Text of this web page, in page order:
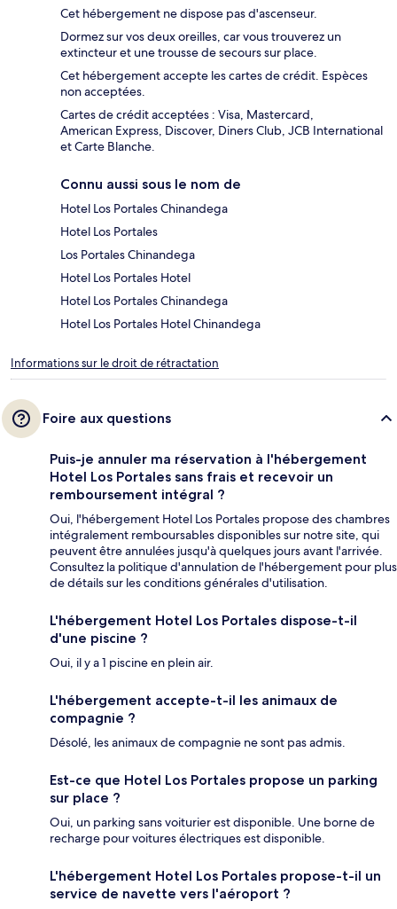
Cet hébergement ne dispose pas d'ascenseur.
Dormez sur vos deux oreilles, car vous trouverez un
extincteur et une trousse de secours sur place.
Cet hébergement accepte les cartes de crédit. Espèces
non acceptées.
Cartes de crédit acceptées : Visa, Mastercard,
American Express, Discover, Diners Club, JCB International
et Carte Blanche.
Connu aussi sous le nom de
Hotel Los Portales Chinandega
Hotel Los Portales
Los Portales Chinandega
Hotel Los Portales Hotel
Hotel Los Portales Chinandega
Hotel Los Portales Hotel Chinandega
Informations sur le droit de rétractation
Foire aux questions
Puis-je annuler ma réservation à l'hébergement
Hotel Los Portales sans frais et recevoir un
remboursement intégral ?
Oui, l'hébergement Hotel Los Portales propose des chambres
intégralement remboursables disponibles sur notre site, qui
peuvent être annulées jusqu'à quelques jours avant l'arrivée.
Consultez la politique d'annulation de l'hébergement pour plus
de détails sur les conditions générales d'utilisation.
L'hébergement Hotel Los Portales dispose-t-il
d'une piscine ?
Oui, il y a 1 piscine en plein air.
L'hébergement accepte-t-il les animaux de
compagnie ?
Désolé, les animaux de compagnie ne sont pas admis.
Est-ce que Hotel Los Portales propose un parking
sur place ?
Oui, un parking sans voiturier est disponible. Une borne de
recharge pour voitures électriques est disponible.
L'hébergement Hotel Los Portales propose-t-il un
service de navette vers l'aéroport ?